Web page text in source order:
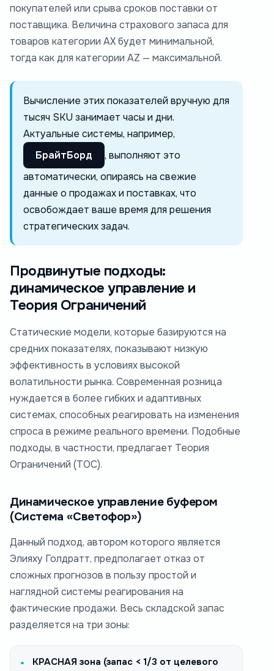
покупателей или срыва сроков поставки от
поставщика. Величина страхового запаса для
товаров категории AX будет минимальной,
тогда как для категории AZ — максимальной.
Вычисление этих показателей вручную для
тысяч SKU занимает часы и дни.
Актуальные системы, например,
БрайтБорд
, выполняют это
автоматически, опираясь на свежие
данные о продажах и поставках, что
освобождает ваше время для решения
стратегических задач.
Продвинутые подходы:
динамическое управление и
Теория Ограничений
Статические модели, которые базируются на
средних показателях, показывают низкую
эффективность в условиях высокой
волатильности рынка. Современная розница
нуждается в более гибких и адаптивных
системах, способных реагировать на изменения
спроса в режиме реального времени. Подобные
подходы, в частности, предлагает Теория
Ограничений (ТОС).
Динамическое управление буфером
(Система «Светофор»)
Данный подход, автором которого является
Элияху Голдратт, предполагает отказ от
сложных прогнозов в пользу простой и
наглядной системы реагирования на
фактические продажи. Весь складской запас
разделяется на три зоны:
КРАСНАЯ зона (запас < 1/3 от целевого